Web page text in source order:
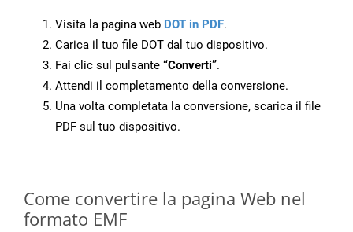
Visita la pagina web DOT in PDF.
Carica il tuo file DOT dal tuo dispositivo.
Fai clic sul pulsante “Converti”.
Attendi il completamento della conversione.
Una volta completata la conversione, scarica il file
PDF sul tuo dispositivo.
Come convertire la pagina Web nel
formato EMF